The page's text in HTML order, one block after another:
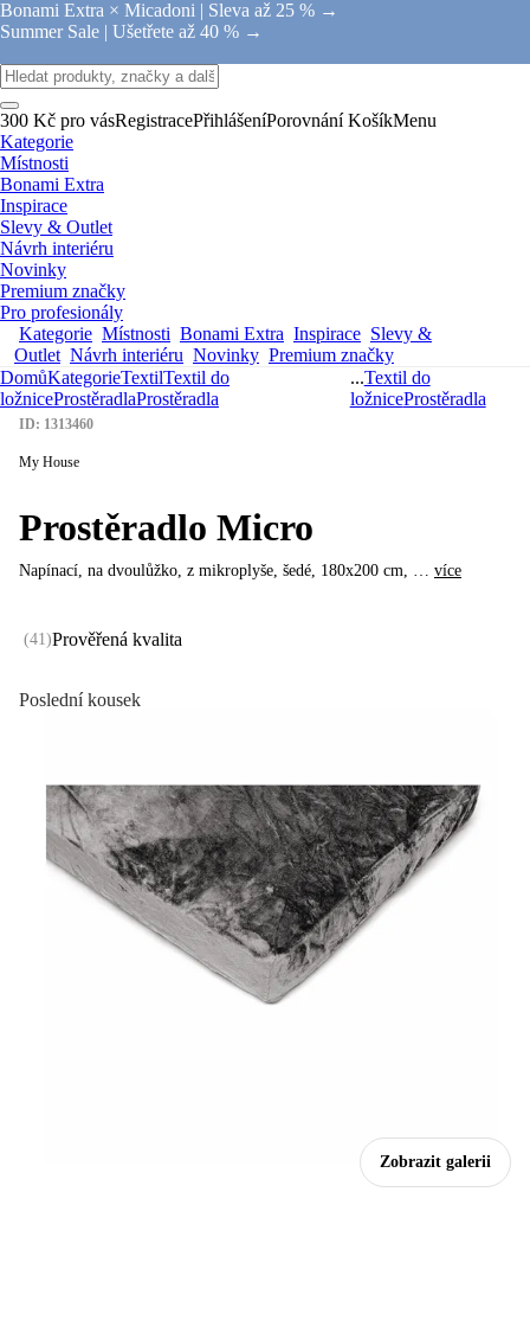
Bonami Extra × Micadoni | Sleva až 25 % →
Summer Sale | Ušetřete až 40 % →
300 Kč pro vásRegistracePřihlášeníPorovnání KošíkMenu
Kategorie
Místnosti
Bonami Extra
Inspirace
Slevy & Outlet
Návrh interiéru
Novinky
Premium značky
Pro profesionály
Kategorie Místnosti Bonami Extra Inspirace Slevy &
Outlet Návrh interiéru Novinky Premium značky
DomůKategorieTextilTextil do
ložniceProstěradlaProstěradla
...Textil do
ložniceProstěradla
Zobrazit galerii
Poslední kousek
ID: 1313460
My House
Prostěradlo Micro
Napínací, na dvoulůžko, z mikroplyše, šedé, 180x200 cm, … více
(41 )Prověřená kvalita